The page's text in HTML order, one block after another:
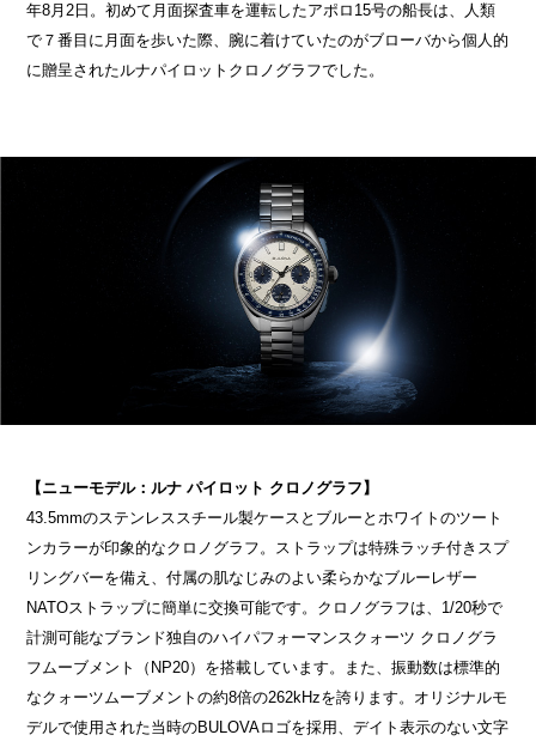
年8月2日。初めて月面探査車を運転したアポロ15号の船長は、人類
で７番目に月面を歩いた際、腕に着けていたのがブローバから個人的
に贈呈されたルナパイロットクロノグラフでした。
【ニューモデル：ルナ パイロット クロノグラフ】
43.5mmのステンレススチール製ケースとブルーとホワイトのツート
ンカラーが印象的なクロノグラフ。ストラップは特殊ラッチ付きスプ
リングバーを備え、付属の肌なじみのよい柔らかなブルーレザー
NATOストラップに簡単に交換可能です。クロノグラフは、1/20秒で
計測可能なブランド独自のハイパフォーマンスクォーツ クロノグラ
フムーブメント（NP20）を搭載しています。また、振動数は標準的
なクォーツムーブメントの約8倍の262kHzを誇ります。オリジナルモ
デルで使用された当時のBULOVAロゴを採用、デイト表示のない文字